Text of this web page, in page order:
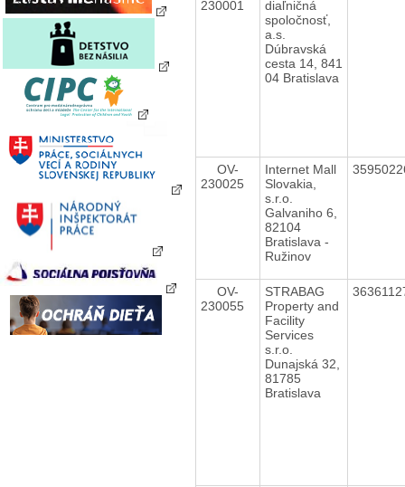
230001
diaľničná
spoločnosť,
a.s.
Dúbravská
cesta 14, 841
04 Bratislava
OV-
230025
Internet Mall
Slovakia,
s.r.o.
Galvaniho 6,
82104
Bratislava -
Ružinov
OV-
230055
STRABAG
Property and
Facility
Services
s.r.o.
Dunajská 32,
81785
Bratislava